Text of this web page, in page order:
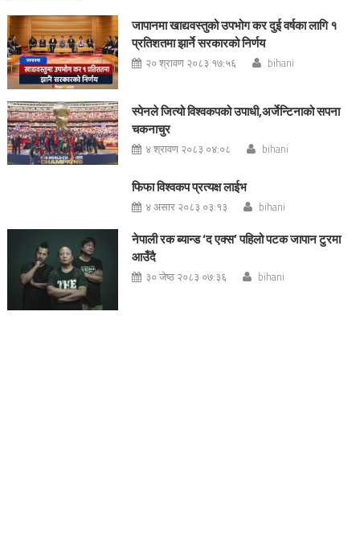
जापानमा खाद्यवस्तुको उपभोग कर दुई वर्षका लागि १
प्रतिशतमा झार्ने सरकारको निर्णय
२० श्रावण २०८३ १७:५६ bihani
स्पेनले जित्यो विश्वकपको उपाधी,अर्जेन्टिनाको सपना
चकनाचुर
४ श्रावण २०८३ ०४:०८ bihani
फिफा विश्वकप प्रत्यक्ष लाईभ
४ असार २०८३ ०३:१३ bihani
नेपाली रक ब्यान्ड ‘द एक्स’ पहिलो पटक जापान टुरमा
आउँदै
३० जेष्ठ २०८३ ०७:३६ bihani